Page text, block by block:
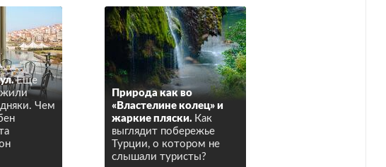
Еще
жили
Чем
Природа как во
«Властелине колец» и
жаркие пляски. Как
выглядит побережье
Турции, о котором не
слышали туристы?